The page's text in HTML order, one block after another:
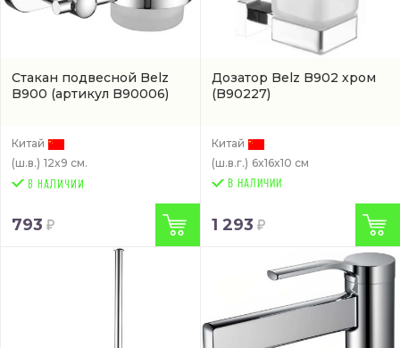
Стакан подвесной Belz
B900 (артикул B90006)
Китай
(ш.в.) 12x9 см.
793
Дозатор Belz B902 хром
(B90227)
Китай
(ш.в.г.) 6x16x10 см
В НАЛИЧИИ
1 293